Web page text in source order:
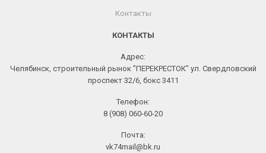
Контакты
КОНТАКТЫ
Адрес:
Челябинск, строительный рынок "ПЕРЕКРЕСТОК" ул. Свердловский
проспект 32/6, бокс 3411
Телефон:
8 (908) 060-60-20
Почта:
vk74mail@bk.ru